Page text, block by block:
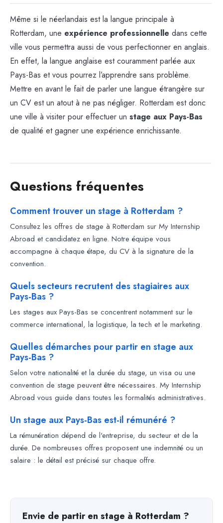
Même si le néerlandais est la langue principale à
Rotterdam, une expérience professionnelle dans cette
ville vous permettra aussi de vous perfectionner en anglais.
En effet, la langue anglaise est couramment parlée aux
Pays-Bas et vous pourrez l’apprendre sans problème.
Mettre en avant le fait de parler une langue étrangère sur
un CV est un atout à ne pas négliger. Rotterdam est donc
une ville à visiter pour effectuer un stage aux Pays-Bas
de qualité et gagner une expérience enrichissante.
Questions fréquentes
Comment trouver un stage à Rotterdam ?
Consultez les offres de stage à Rotterdam sur My Internship
Abroad et candidatez en ligne. Notre équipe vous
accompagne à chaque étape, du CV à la signature de la
convention.
Quels secteurs recrutent des stagiaires aux
Pays-Bas ?
Les stages aux Pays-Bas se concentrent notamment sur le
commerce international, la logistique, la tech et le marketing.
Quelles démarches pour partir en stage aux
Pays-Bas ?
Selon votre nationalité et la durée du stage, un visa ou une
convention de stage peuvent être nécessaires. My Internship
Abroad vous guide dans toutes les formalités administratives.
Un stage aux Pays-Bas est-il rémunéré ?
La rémunération dépend de l'entreprise, du secteur et de la
durée. De nombreuses offres proposent une indemnité ou un
salaire : le détail est précisé sur chaque offre.
Envie de partir en stage à Rotterdam ?